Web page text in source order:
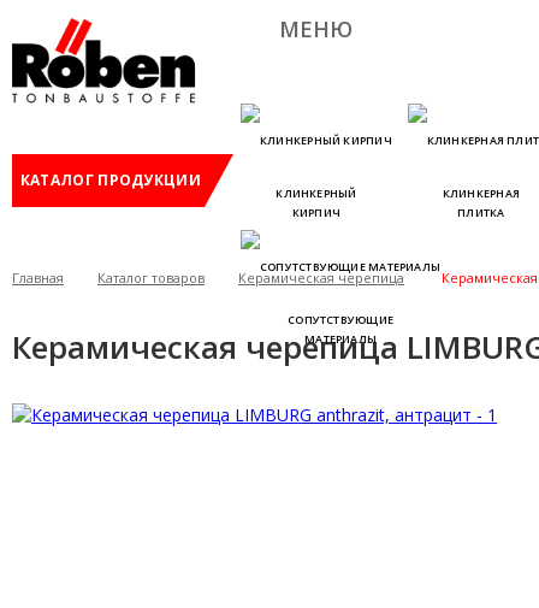
МЕНЮ
КЛИНКЕРНЫЙ
КИРПИЧ
КЛИНКЕРНАЯ
ПЛИТКА
СОПУТСТВУЮЩИЕ
МАТЕРИАЛЫ
КАТАЛОГ ПРОДУКЦИИ
Главная Каталог товаров Керамическая черепица
Керамическая черепица